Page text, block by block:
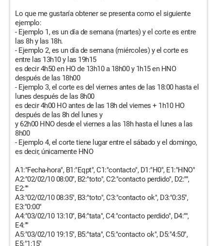
Lo que me gustaría obtener se presenta como el siguiente
ejemplo:
- Ejemplo 1, es un día de semana (martes) y el corte es entre
las 8h y las 18h.
- Ejemplo 2, es un día de semana (miércoles) y el corte es
entre las 13h10 y las 19h15
es decir 4h50 en HO de 13h10 a 18h00 y 1h15 en HNO
después de las 18h00
- Ejemplo 3, el corte es del viernes antes de las 18:00 hasta el
lunes después de las 8h00
es decir 4h00 HO antes de las 18h del viernes + 1h10 HO
después de las 8h del lunes y
y 62h00 HNO desde el viernes a las 18h hasta el lunes a las
8h00
- Ejemplo 4, el corte tiene lugar entre el sábado y el domingo,
es decir, únicamente HNO
A1:"Fecha-hora", B1:"Eqpt", C1:"contacto", D1:"H0", E1:"HNO"
A2:"02/02/10 08:00", B2:"toto", C2:"contacto perdido", D2:"",
E2:""
A3:"02/02/10 08:35", B3:"toto", C3:"contacto ok", D3:"0:35",
E3:"0:00"
A4:"03/02/10 13:10", B4:"tata", C4:"contacto perdido", D4:"",
E4:""
A5:"03/02/10 19:15", B5:"tata", C5:"contacto ok", D5:"4:50",
E5:"1:15"